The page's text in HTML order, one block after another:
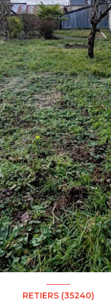
RETIERS (35240)